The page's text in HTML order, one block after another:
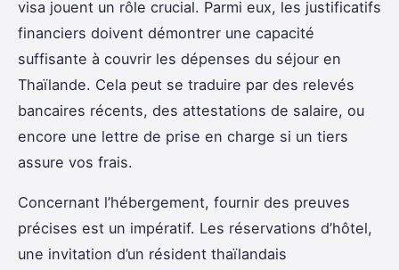
visa jouent un rôle crucial. Parmi eux, les justificatifs
financiers doivent démontrer une capacité
suffisante à couvrir les dépenses du séjour en
Thaïlande. Cela peut se traduire par des relevés
bancaires récents, des attestations de salaire, ou
encore une lettre de prise en charge si un tiers
assure vos frais.
Concernant l’hébergement, fournir des preuves
précises est un impératif. Les réservations d’hôtel,
une invitation d’un résident thaïlandais